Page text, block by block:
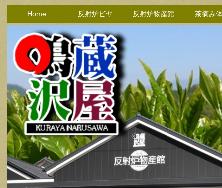
Home 反射炉ビヤ 反射炉物産館 茶摘み